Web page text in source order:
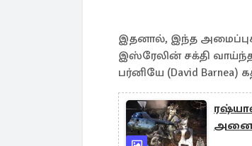
இதனால், இந்த
இஸ்ரேலின் சக்தி
பர்னியே (David